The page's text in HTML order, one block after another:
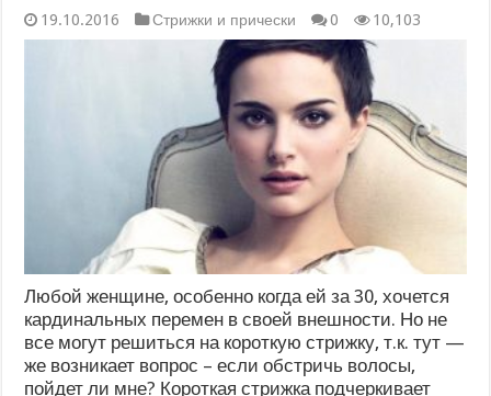
19.10.2016 Стрижки и прически 0 10,103
Любой женщине, особенно когда ей за 30, хочется
кардинальных перемен в своей внешности. Но не
все могут решиться на короткую стрижку, т.к. тут —
же возникает вопрос – если обстричь волосы,
пойдет ли мне? Короткая стрижка подчеркивает